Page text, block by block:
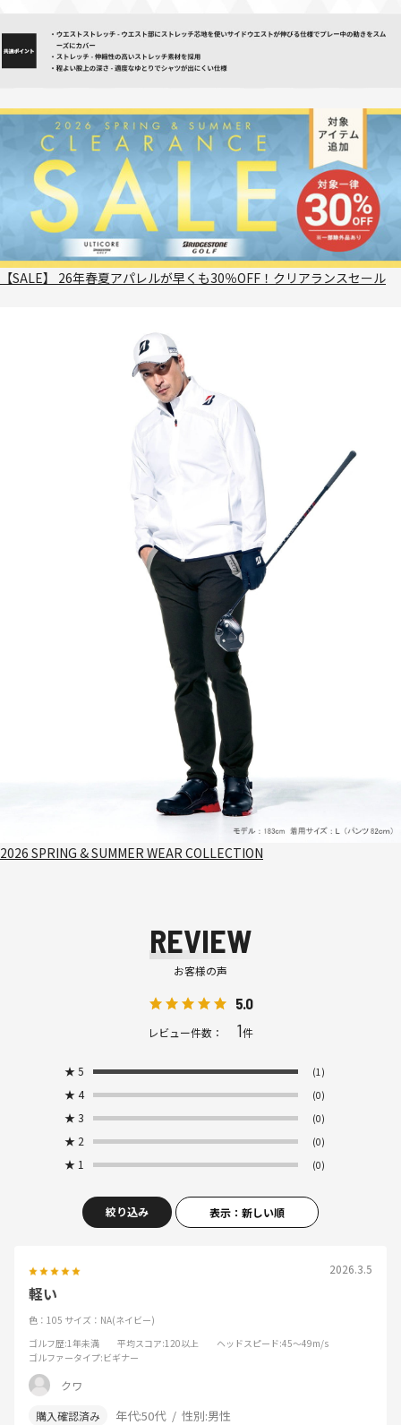
【SALE】 26年春夏アパレルが早くも30％OFF！クリアランスセール
2026 SPRING & SUMMER WEAR COLLECTION
REVIEW
お客様の声
5.0
レビュー件数： 1件
★ 5 (1)
★ 4 (0)
★ 3 (0)
★ 2 (0)
★ 1 (0)
絞り込み 表示：新しい順
2026.3.5
軽い
色：105 サイズ：NA(ネイビー)
ゴルフ歴:1年未満 平均スコア:120以上 ヘッドスピード:45～49m/s
ゴルファータイプ:ビギナー
クワ
年代:50代 性別:男性